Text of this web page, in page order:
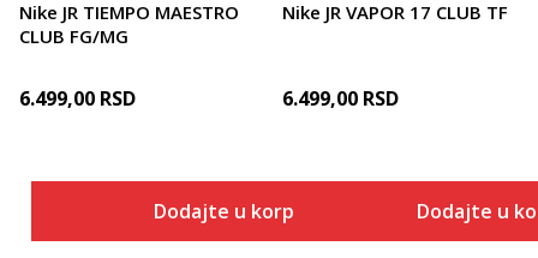
Nike JR TIEMPO MAESTRO
CLUB FG/MG
6.499,00 RSD
Dodajte u korpu
Nike JR VAPOR 17 CLUB TF
6.499,00 RSD
Dodajte u